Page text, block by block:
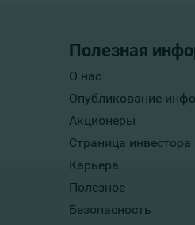
Полезная
О нас
Опубликование
Акционеры
Страница инвестора
Карьера
Полезное
Безопасность